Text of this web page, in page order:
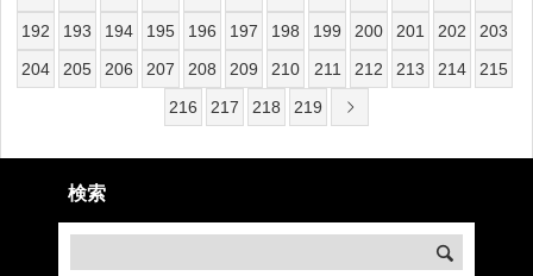
192
193 194 195 196 197 198 199 200 201 202
203
204
205 206 207 208 209 210 211 212 213 214
215
216
217 218 219
検索